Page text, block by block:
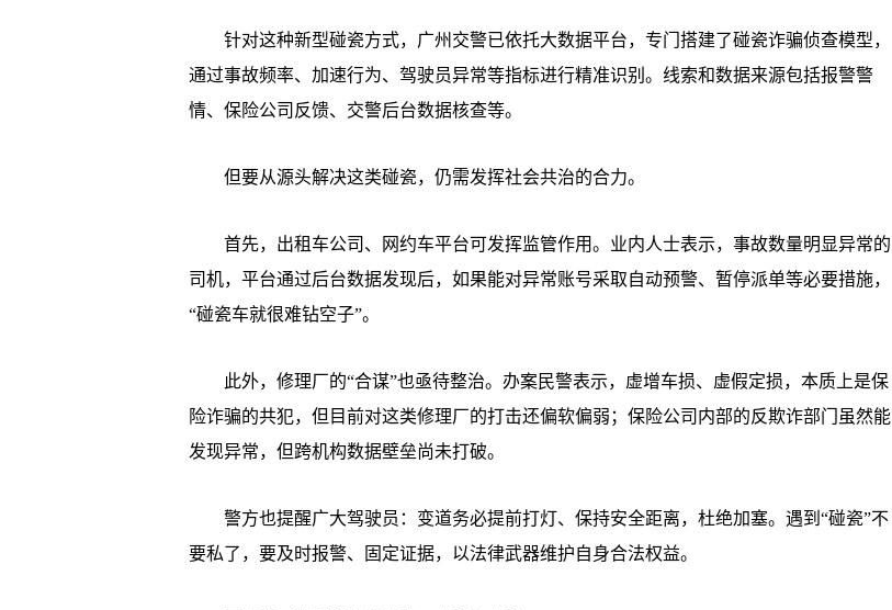
针对这种新型碰瓷方式，广州交警已依托大数据平台，专门搭建了碰瓷诈骗侦查模型，
通过事故频率、加速行为、驾驶员异常等指标进行精准识别。线索和数据来源包括报警警
情、保险公司反馈、交警后台数据核查等。
但要从源头解决这类碰瓷，仍需发挥社会共治的合力。
首先，出租车公司、网约车平台可发挥监管作用。业内人士表示，事故数量明显异常的
司机，平台通过后台数据发现后，如果能对异常账号采取自动预警、暂停派单等必要措施，
“碰瓷车就很难钻空子”。
此外，修理厂的“合谋”也亟待整治。办案民警表示，虚增车损、虚假定损，本质上是保
险诈骗的共犯，但目前对这类修理厂的打击还偏软偏弱；保险公司内部的反欺诈部门虽然能
发现异常，但跨机构数据壁垒尚未打破。
警方也提醒广大驾驶员：变道务必提前打灯、保持安全距离，杜绝加塞。遇到“碰瓷”不
要私了，要及时报警、固定证据，以法律武器维护自身合法权益。